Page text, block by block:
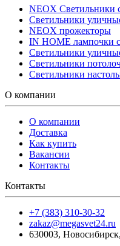
NEOX Светильники
Светильники
NEOX прожекторы
IN HOME лампочки
Светильники
Светильники
Светильники
О компании
О компании
Доставка
Как купить
Вакансии
Контакты
Контакты
+7 (383) 310-30-32
zakaz@megasvet24.ru
630003, Новосибирск,